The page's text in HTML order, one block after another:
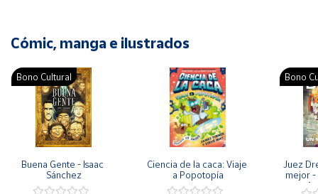
Cómic, manga e ilustrados
Bono Cultural
Buena Gente - Isaac
Sánchez
Ciencia de la caca: Viaje
a Popotopía
Bono
Juez
mejor -